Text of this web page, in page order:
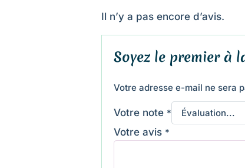
Il n’y a pas encore d’avis.
Soyez le premier à
Votre adresse e-mail ne sera
Votre note *
Votre avis *